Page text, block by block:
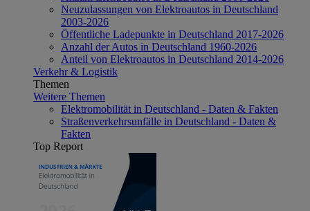
Neuzulassungen von Elektroautos in Deutschland
2003-2026
Öffentliche Ladepunkte in Deutschland 2017-2026
Anzahl der Autos in Deutschland 1960-2026
Anteil von Elektroautos in Deutschland 2014-2026
Verkehr & Logistik
Themen
Weitere Themen
Elektromobilität in Deutschland - Daten & Fakten
Straßenverkehrsunfälle in Deutschland - Daten &
Fakten
Top Report